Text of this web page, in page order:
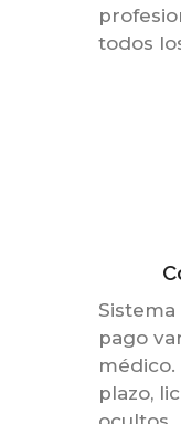
todos
pago
plazo,